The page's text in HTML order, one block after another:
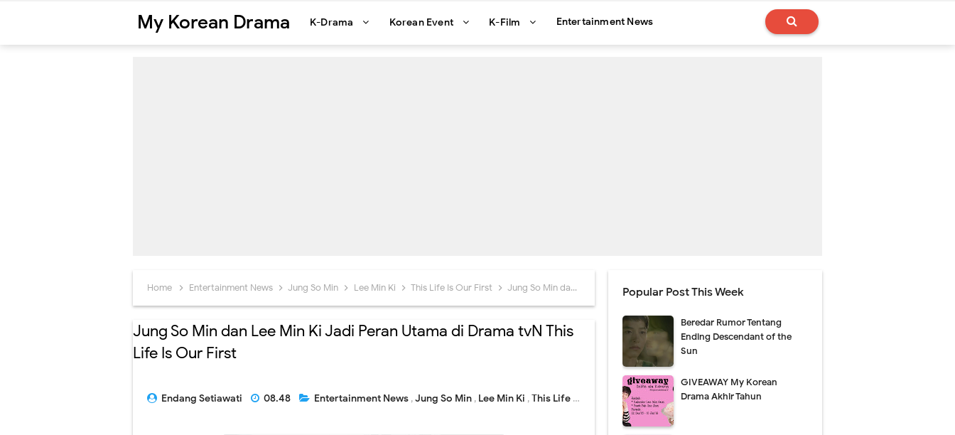
My Korean Drama K-Drama Korean Event K-Film Entertainment News
Home Entertainment News Jung So Min Lee Min Ki This Life Is Our First Jung So Min dan Lee Min Ki Jadi Peran Utama di Drama tvN This Life Is Our First
Jung So Min dan Lee Min Ki Jadi Peran Utama di Drama tvN This
Life Is Our First
Endang Setiawati 08.48 Entertainment News ,Jung So Min , Lee Min Ki ,This Life Is Our First Comment
Popular Post This Week
Beredar Rumor Tentang
Ending Descendant of the
Sun
GIVEAWAY My Korean
Drama Akhir Tahun